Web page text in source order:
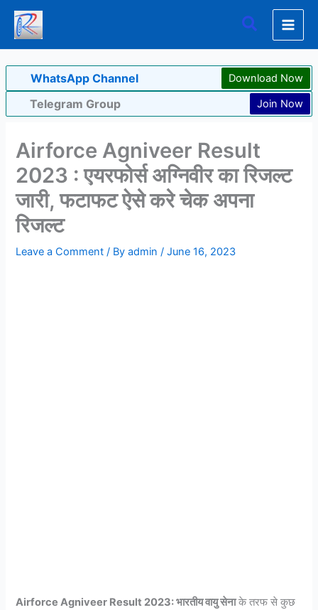
Skip
content
Search
WhatsApp Channel Download Now
Telegram Group Join Now
Airforce Agniveer Result
2023 : एयरफोर्स अग्निवीर का रिजल्ट
जारी, फटाफट ऐसे करे चेक अपना
रिजल्ट
Leave a Comment / Byadmin/June 16, 2023
Airforce Agniveer Result 2023: भारतीय वायु सेनाके तरफ से कुछ